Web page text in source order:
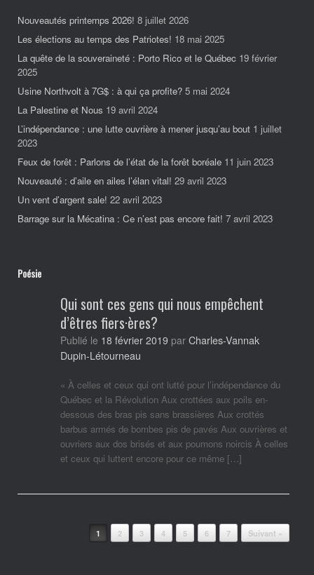
Nouveautés printemps 2026! 8 juillet 2026
Les élections au temps des Patriotes! 18 mai 2025
La quête de la souveraineté : Porto Rico et le Québec 19 février
2025
Usine Northvolt à 7G$ : à qui ça profite? 5 mai 2024
La Palestine et Nous 19 avril 2024
L’indépendance : une lutte ouvrière à mener jusqu’au bout 1 juillet
2023
Feux de forêt : Parlons de l’état de la forêt boréale 11 juin 2023
Nouveauté : d’aile en ailes l’élan vital! 29 avril 2023
Un vent d’argent sale! 22 avril 2023
Barrage sur la Mécatina : Ce n’est pas encore fait! 7 avril 2023
Poésie
Qui sont ces gens qui nous empêchent
d’êtres fiers·ères?
Publié le 18 février 2019 par Charles-Vannak
Dupin-Létourneau
« À celles et ceux qui ont lutté pour l’indépendance du
Québec et la Révolution Aux crottées aux poils en-
dessous des bras pis sans brassières Aux crottés
barbus armés de bombes pis de pavés Aux ouvrières et
ouvriers aux dos brisés et aux poumons noircis À celles
et ceux qui luttent encore pour ce même […]
1 2 3 4 5 6 7 Suivant »